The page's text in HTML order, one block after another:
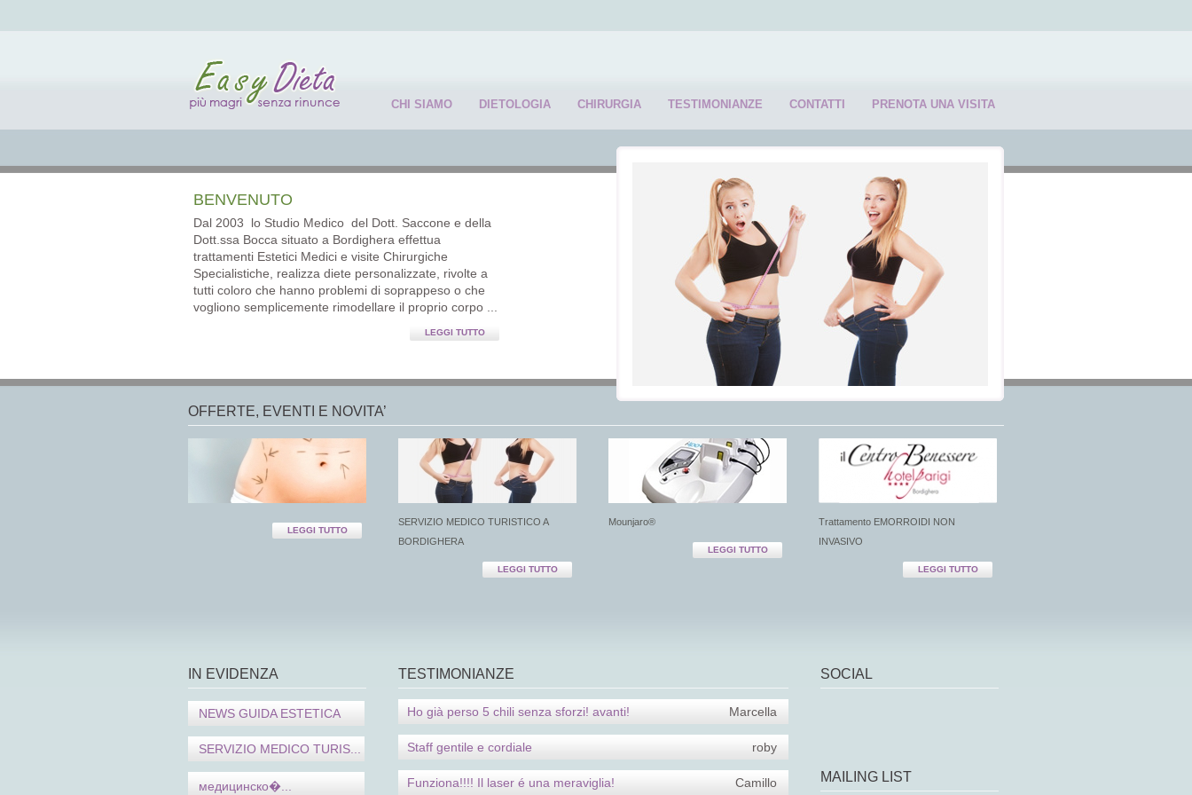
CHI SIAMO DIETOLOGIA CHIRURGIA TESTIMONIANZE CONTATTI PRENOTA UNA VISITA
BENVENUTO
Dal 2003 lo Studio Medico del Dott. Saccone e della
Dott.ssa Bocca situato a Bordighera effettua
trattamenti Estetici Medici e visite Chirurgiche
Specialistiche, realizza diete personalizzate, rivolte a
tutti coloro che hanno problemi di soprappeso o che
vogliono semplicemente rimodellare il proprio corpo ...
LEGGI TUTTO
OFFERTE, EVENTI E NOVITA’
LEGGI TUTTO
SERVIZIO MEDICO TURISTICO A
BORDIGHERA
LEGGI TUTTO
Mounjaro®
LEGGI TUTTO
Trattamento EMORROIDI NON
INVASIVO
LEGGI TUTTO
IN EVIDENZA
NEWS GUIDA ESTETICA
SERVIZIO MEDICO TURIS...
медицинско�...
TESTIMONIANZE
Ho già perso 5 chili senza sforzi! avanti! Marcella
Staff gentile e cordiale roby
Funziona!!!! Il laser é una meraviglia! Camillo
SOCIAL
MAILING LIST